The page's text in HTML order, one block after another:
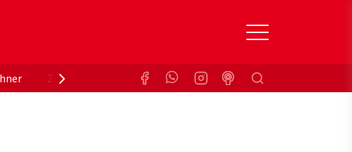
Zuzahlungsbefreiung KrankenkasseSuchen